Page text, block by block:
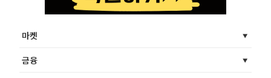
마켓
금융